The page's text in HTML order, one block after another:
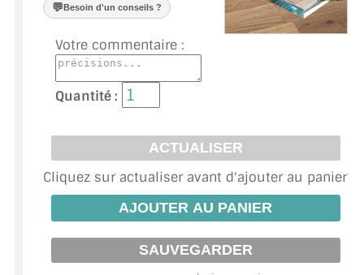
DALLE DE SOL EN VERRE
PORTE EN VERRE
VERRES TEXTURÉS
PLEXIGLAS PMMA
💬Besoin d'un conseils ?
Votre commentaire :
Quantité :
Cliquez sur actualiser avant d'ajouter au panier